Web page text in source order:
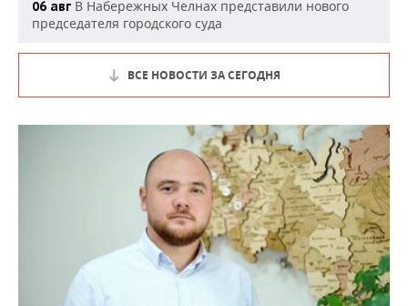
06 авг В Набережных Челнах представили нового
председателя городского суда
ВСЕ НОВОСТИ ЗА СЕГОДНЯ